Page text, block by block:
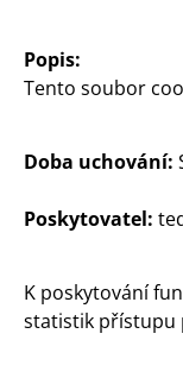
Popis:
Tento soubor
Doba uchování:
Poskytovatel:
K poskytování
statistik přístupu